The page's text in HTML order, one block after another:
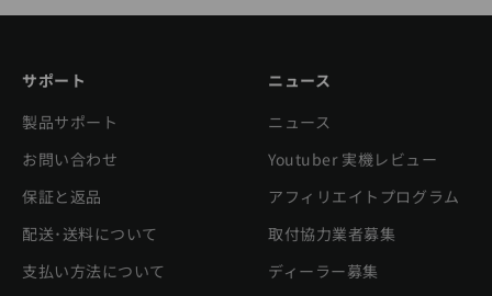
サポート
製品サポート
お問い合わせ
保証と返品
配送･送料について
支払い方法について
ニュース
ニュース
Youtuber 実機レビュー
アフィリエイトプログラム
取付協力業者募集
ディーラー募集